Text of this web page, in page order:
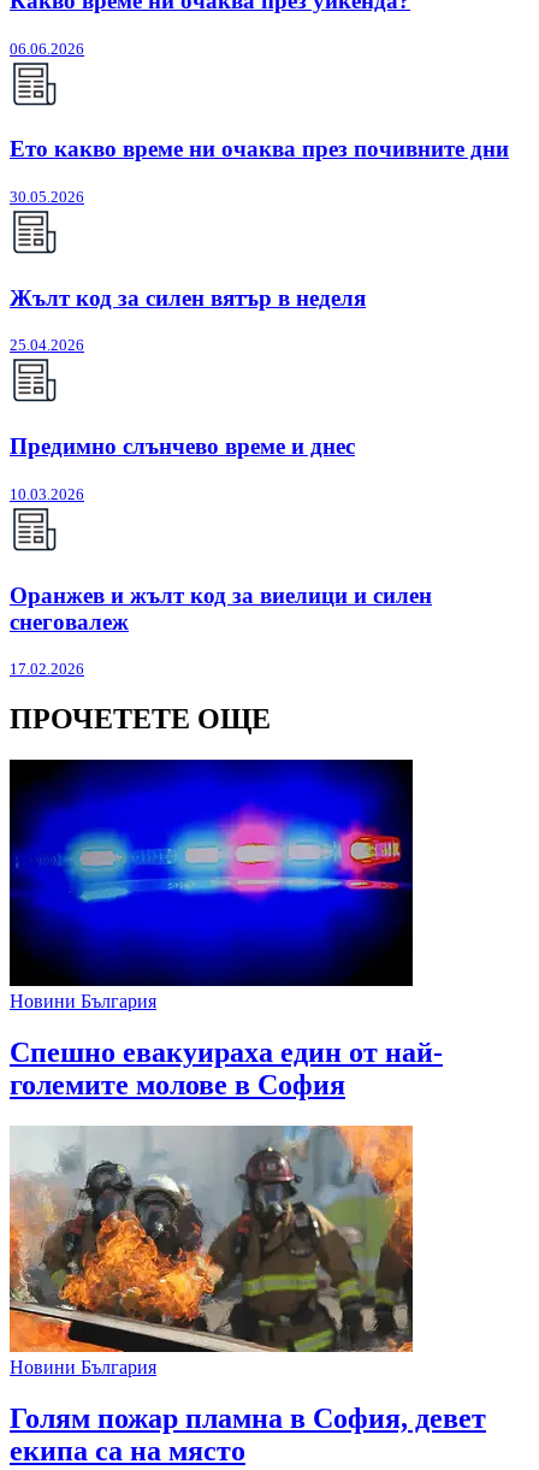
06.06.2026
Ето какво време ни очаква през почивните дни
30.05.2026
Жълт код за силен вятър в неделя
25.04.2026
Предимно слънчево време и днес
10.03.2026
Оранжев и жълт код за виелици и силен
снеговалеж
17.02.2026
ПРОЧЕТЕТЕ ОЩЕ
Новини България
Спешно евакуираха един от най-
големите молове в София
Новини България
Голям пожар пламна в София, девет
екипа са на място